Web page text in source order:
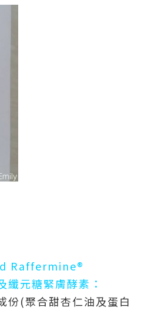
Raffermine®
纖元糖緊膚酵素：
份(聚合甜杏仁油及蛋白